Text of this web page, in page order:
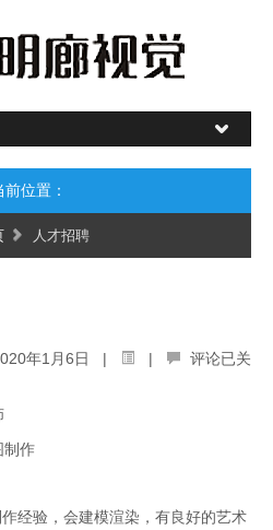
前位置：
人才招聘
年1月6日 | |
评论已关
制作
经验，会建模渲染，有良好的艺术